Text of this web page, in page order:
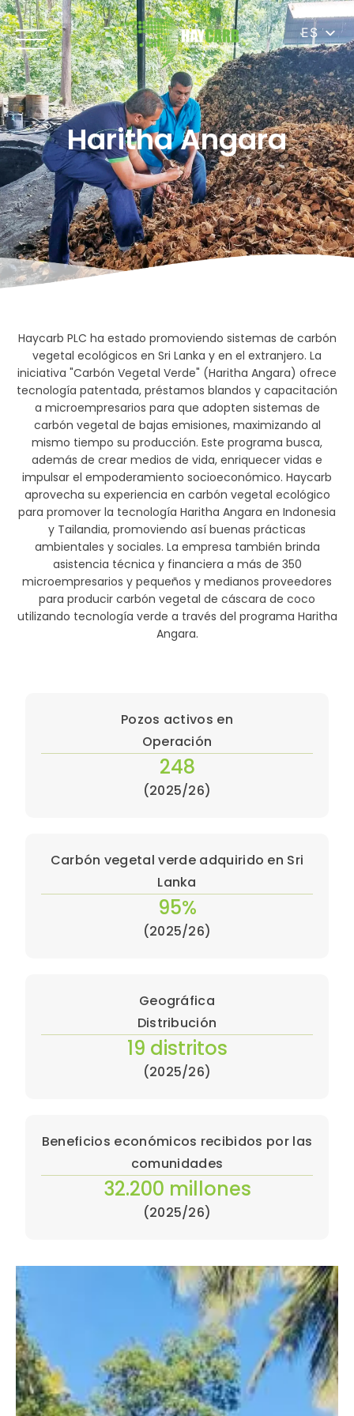
ES
Haritha Angara
Haycarb PLC ha estado promoviendo sistemas de carbón
vegetal ecológicos en Sri Lanka y en el extranjero. La
iniciativa "Carbón Vegetal Verde" (Haritha Angara) ofrece
tecnología patentada, préstamos blandos y capacitación
a microempresarios para que adopten sistemas de
carbón vegetal de bajas emisiones, maximizando al
mismo tiempo su producción. Este programa busca,
además de crear medios de vida, enriquecer vidas e
impulsar el empoderamiento socioeconómico. Haycarb
aprovecha su experiencia en carbón vegetal ecológico
para promover la tecnología Haritha Angara en Indonesia
y Tailandia, promoviendo así buenas prácticas
ambientales y sociales. La empresa también brinda
asistencia técnica y financiera a más de 350
microempresarios y pequeños y medianos proveedores
para producir carbón vegetal de cáscara de coco
utilizando tecnología verde a través del programa Haritha
Angara.
Pozos activos en
Operación
248
(2025/26)
Carbón vegetal verde adquirido en Sri
Lanka
95%
(2025/26)
Geográfica
Distribución
19 distritos
(2025/26)
Beneficios económicos recibidos por las
comunidades
32.200 millones
(2025/26)